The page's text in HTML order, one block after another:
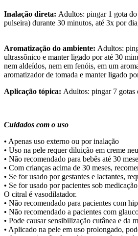
Inalação direta: Adultos: pingar 1 gota
pulseira) durante 30 minutos, até 3x por
Aromatização do ambiente: Adultos:
ultrassônico e manter ligado por até 30
nem aldeídos, nem em fenóis, em um
aromatizador de tomada e manter ligado
Aplicação tópica: Adultos: pingar 7 gotas
Cuidados com o uso
• Apenas uso externo ou por inalação
• Uso na pele requer diluição em creme
• Não recomendado para bebês até 30
• Com crianças acima de 30 meses,
• Se for usado por gestantes e lactantes,
• Se for usado por pacientes sob
O citral é vasodilatador.
• Não recomendado para pacientes com
• Não recomendado a pacientes com
• Pode causar sensibilização cutânea e da
• Aplicado na pele em uso prolongado,